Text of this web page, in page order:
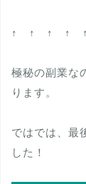
↑ ↑ ↑ ↑
極秘の副業な
ります。
ではでは、最
した！